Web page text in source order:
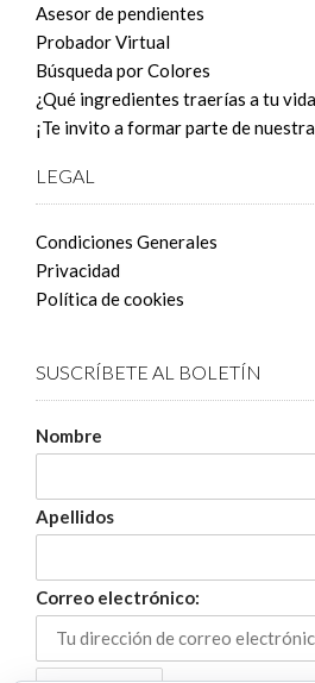
Asesor de pendientes
Probador Virtual
Búsqueda por Colores
¿Qué ingredientes traerías a tu
¡Te invito a formar parte de
LEGAL
Condiciones Generales
Privacidad
Política de cookies
SUSCRÍBETE AL BOLETÍN
Nombre
Apellidos
Correo electrónico: